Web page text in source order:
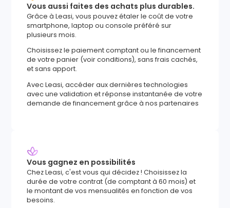
Vous aussi faites des achats plus durables.
Grâce à Leasi, vous pouvez étaler le coût de votre
smartphone, laptop ou console préféré sur
plusieurs mois.
Choisissez le paiement comptant ou le financement
de votre panier (voir conditions), sans frais cachés,
et sans apport.
Avec Leasi, accéder aux dernières technologies
avec une validation et réponse instantanée de votre
demande de financement grâce à nos partenaires
Vous gagnez en possibilités
Chez Leasi, c'est vous qui décidez ! Choisissez la
durée de votre contrat (de comptant à 60 mois) et
le montant de vos mensualités en fonction de vos
besoins.